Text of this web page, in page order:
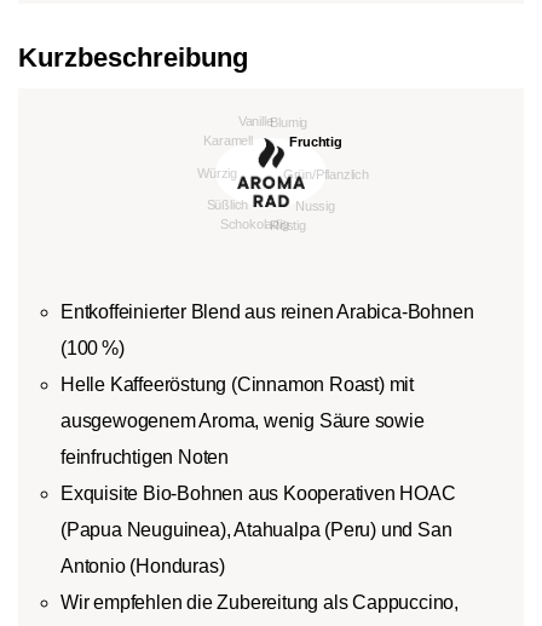
Kurzbeschreibung
Entkoffeinierter Blend aus reinen Arabica-Bohnen
(100 %)
Helle Kaffeeröstung (Cinnamon Roast) mit
ausgewogenem Aroma, wenig Säure sowie
feinfruchtigen Noten
Exquisite Bio-Bohnen aus Kooperativen HOAC
(Papua Neuguinea), Atahualpa (Peru) und San
Antonio (Honduras)
Wir empfehlen die Zubereitung als Cappuccino,